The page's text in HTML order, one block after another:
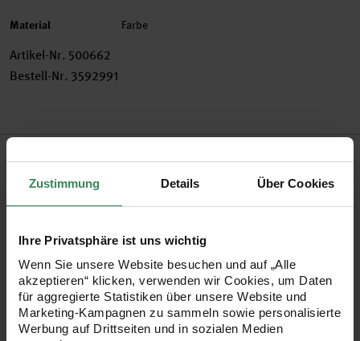
Zustimmung Details Über Cookies
Ihre Privatsphäre ist uns wichtig
Wenn Sie unsere Website besuchen und auf „Alle
akzeptieren“ klicken, verwenden wir Cookies, um Daten
für aggregierte Statistiken über unsere Website und
Marketing-Kampagnen zu sammeln sowie personalisierte
Werbung auf Drittseiten und in sozialen Medien
Material Farbe
Artikel-Nr. 500662
Bestell-Nr. 3592991
Jetzt wird es bunt! Gestalten Sie Ihre Resin- oder Epoxidharz-
mithilfe der intensiven Farbpigmenten. Wählen Sie dazu eine
Farbe aus, mischen diese unter das Resin oder Epoxidharz
und schon erhalten Sie nach dem Trocknen ein tolles DIY-
Produkt mit einzigartigem Perl-Effekt.